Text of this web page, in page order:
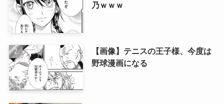
乃ｗｗｗ
【画像】テニスの王子様、今度は
野球漫画になる